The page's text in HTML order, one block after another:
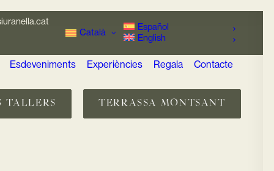
Català
Español
English
Esdeveniments Experiències Regala Contacte
TALLERS TERRASSA MONTSANT